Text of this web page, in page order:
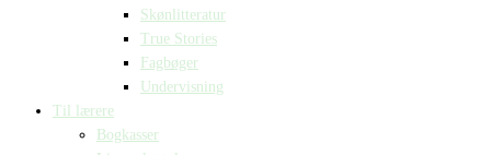
Skønlitteratur
True Stories
Fagbøger
Undervisning
Til lærere
Bogkasser